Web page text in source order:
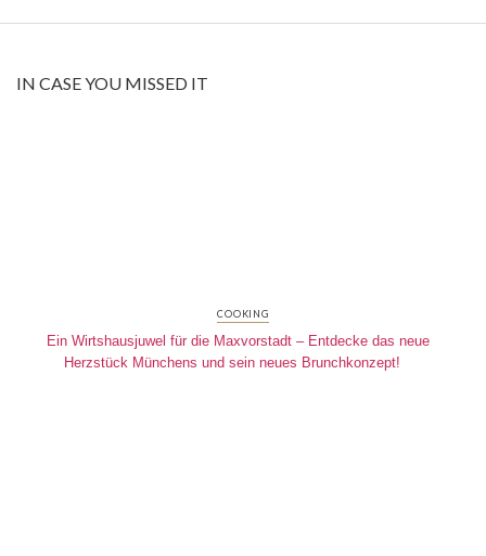
IN CASE YOU MISSED IT
COOKING
Ein Wirtshausjuwel für die Maxvorstadt – Entdecke das neue
Herzstück Münchens und sein neues Brunchkonzept!